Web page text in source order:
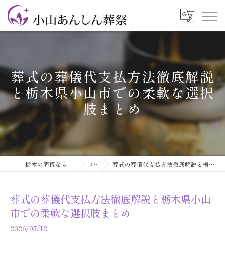
葬式の葬儀代支払方法徹底解説
と栃木県小山市での柔軟な選択
肢まとめ
栃木の葬儀なら小山あんしん葬祭 コラム 葬式の葬儀代支払方法徹底解説と栃木県小山市での柔軟な選択肢まとめ
葬式の葬儀代支払方法徹底解説と栃木県小山
市での柔軟な選択肢まとめ
2026/05/12